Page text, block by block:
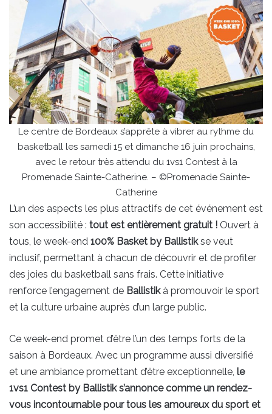
Le centre de Bordeaux s’apprête à vibrer au rythme du
basketball les samedi 15 et dimanche 16 juin prochains,
avec le retour très attendu du 1vs1 Contest à la
Promenade Sainte-Catherine. – ©Promenade Sainte-
Catherine
L’un des aspects les plus attractifs de cet événement est
son accessibilité : tout est entièrement gratuit ! Ouvert à
tous, le week-end 100% Basket by Ballistikse veut
inclusif, permettant à chacun de découvrir et de profiter
des joies du basketball sans frais. Cette initiative
renforce l’engagement de Ballistikà promouvoir le sport
et la culture urbaine auprès d’un large public.
Ce week-end promet d’être l’un des temps forts de la
saison à Bordeaux. Avec un programme aussi diversifié
et une ambiance promettant d’être exceptionnelle, le
1vs1 Contest by Ballistik s’annonce comme un rendez-
vous incontournable pour tous les amoureux du sport et